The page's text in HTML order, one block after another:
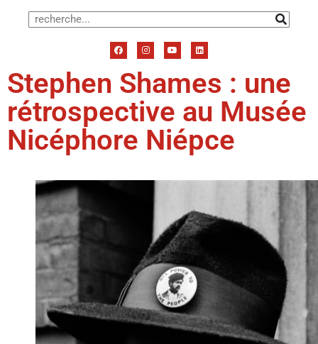
Stephen Shames : une
rétrospective au Musée
Nicéphore Niépce